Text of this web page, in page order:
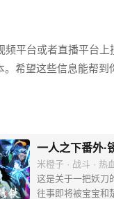
频平台或者直播平台上
希望这些信息能帮到
一人之下番外·
米橙子 · 战斗 · 热
这是关于一把妖刀
往事即将被宝宝和